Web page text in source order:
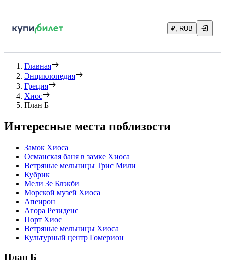
₽, RUB
Главная
Энциклопедия
Греция
Хиос
План Б
Интересные места поблизости
Замок Хиоса
Османская баня в замке Хиоса
Ветряные мельницы Трис Мили
Кубрик
Мели Зе Блэкби
Морской музей Хиоса
Апеирон
Агора Резиденс
Порт Хиос
Ветряные мельницы Хиоса
Культурный центр Гомерион
План Б